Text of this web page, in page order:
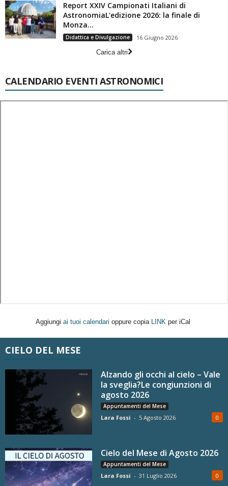
Report XXIV Campionati Italiani di
AstronomiaL'edizione 2026: la finale di
Monza...
Didattica e Divulgazione
16 Giugno 2026
Carica altri
CALENDARIO EVENTI ASTRONOMICI
Aggiungi ai tuoi calendari oppure copia LINK per iCal
CIELO DEL MESE
Alzando gli occhi al cielo – Vale
la sveglia?Le congiunzioni di
agosto 2026
Appuntamenti del Mese
Lara Fossi - 5 Agosto 2026 0
Cielo del Mese di Agosto 2026
Appuntamenti del Mese
Lara Fossi - 31 Luglio 2026 0